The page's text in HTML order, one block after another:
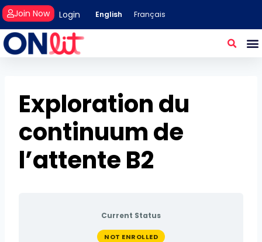
Login
Join Now English Français
Exploration du
continuum de
l’attente B2
Current Status
NOT ENROLLED